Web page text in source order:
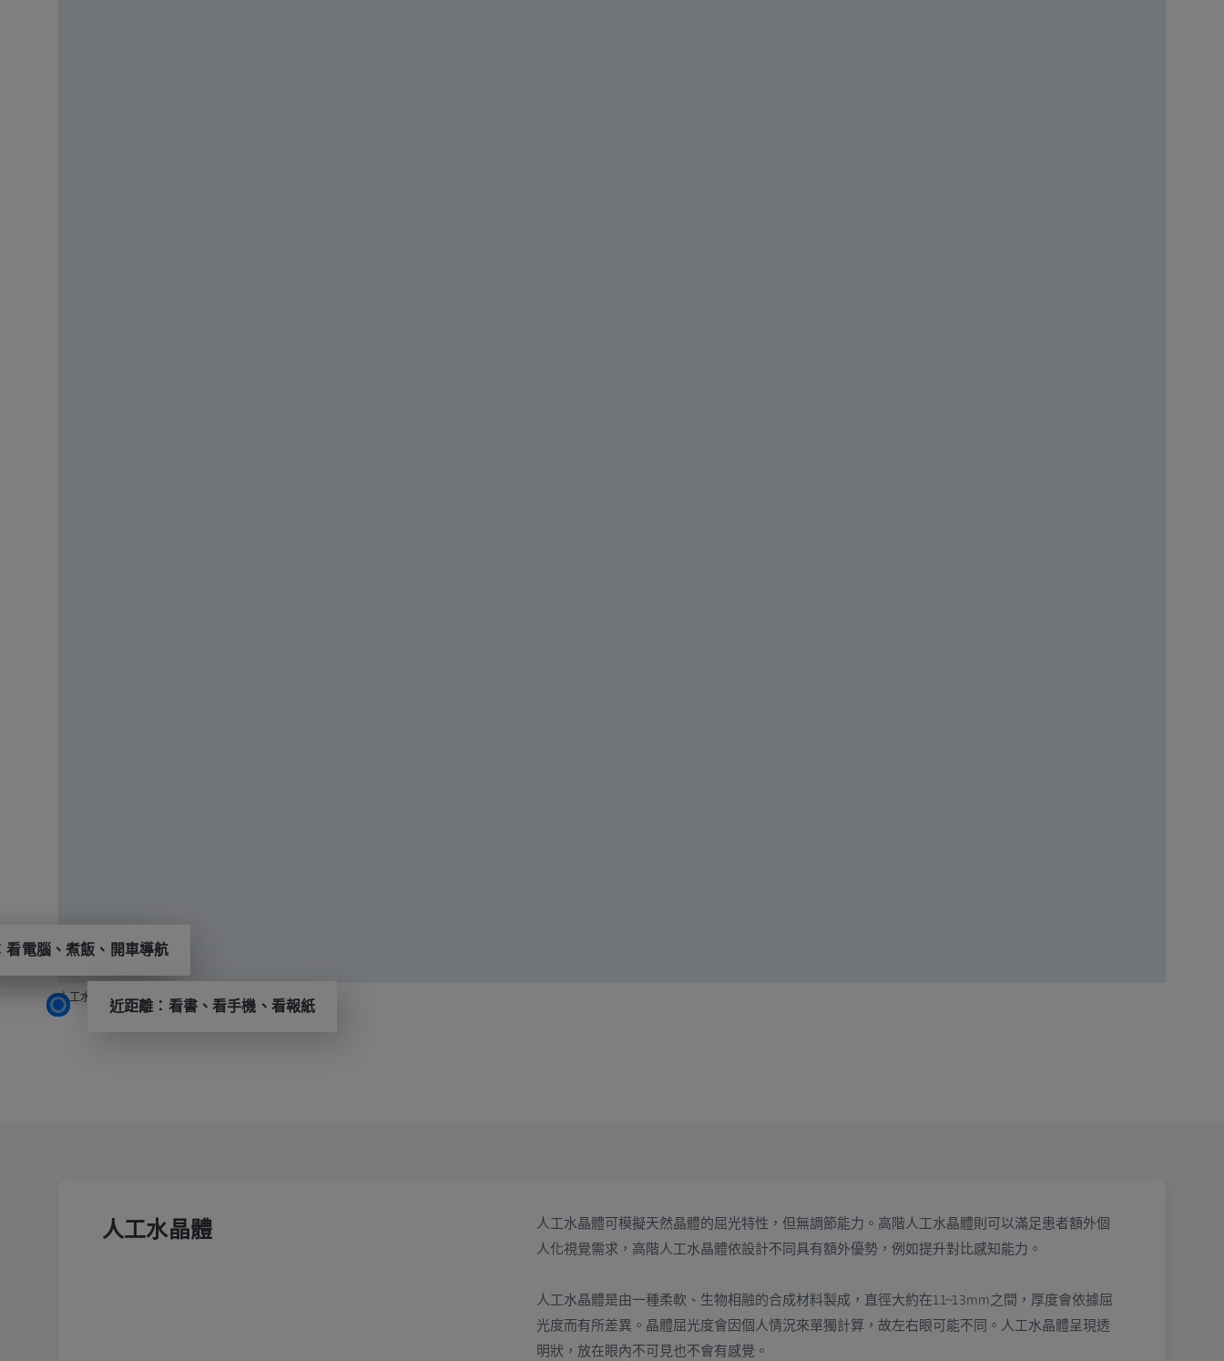
人工水晶體可矯正不同焦點的視力
離：看風景、招牌
看電腦、煮飯、開車導航
近距離：看書、看手機、看報紙
人工水晶體
人工水晶體可模擬天然晶體的屈光特性，但無調節能力。高階人工水晶體則可以滿足患者額外個
人化視覺需求，高階人工水晶體依設計不同具有額外優勢，例如提升對比感知能力。
人工水晶體是由一種柔軟、生物相融的合成材料製成，直徑大約在11~13mm之間，厚度會依據屈
光度而有所差異。晶體屈光度會因個人情況來單獨計算，故左右眼可能不同。人工水晶體呈現透
明狀，放在眼內不可見也不會有感覺。